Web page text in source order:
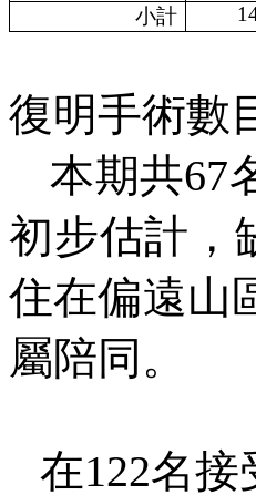
小計
復明手術數
本期共67
初步估計，
住在偏遠山
屬陪同。
在122名接